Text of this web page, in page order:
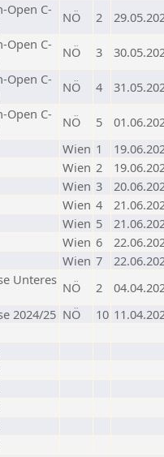
Open C-
NÖ 2
Open C-
NÖ 3
Open C-
NÖ 4
Open C-
NÖ 5
Wien 1
Wien 2
Wien 3
Wien 4
Wien 5
Wien 6
Wien 7
Unteres NÖ 2
2024/25 NÖ 10